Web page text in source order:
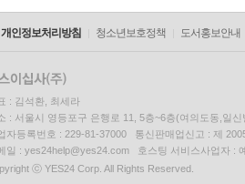
개인정보처리방침 청소년보호정책 도서홍보안내
: 김석환, 최세라
: 서울시 영등포구 은행로 11, 5층~6층(여의도동,일신
자등록번호 : 229-81-37000 통신판매업신고 : 제
일 : yes24help@yes24.com 호스팅 서비스사업자 :
ⓒ YES24 Corp. All Rights Reserved.